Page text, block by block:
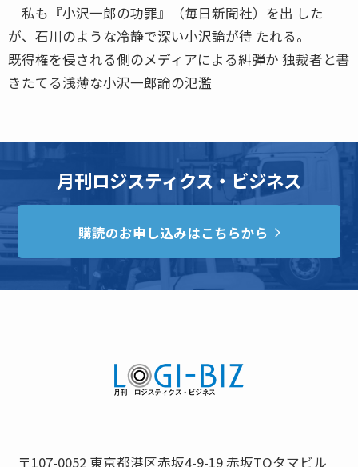
私も『小沢一郎の功罪』（毎日新聞社）を出 した
が、石川のような冷静で深い小沢論が待 たれる。
既得権を侵される側のメディアによる糾弾か 独裁者と書
きたてる浅薄な小沢一郎論の氾濫
月刊ロジスティクス・ビジネス
購読のお申し込みはこちらから
〒107-0052 東京都港区赤坂4-9-19 赤坂TOタマビル